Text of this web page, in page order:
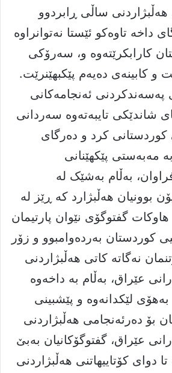
هەڵبژاردنى ساڵى ڕابردوو
داخە تاوەکو ئێستا نەتوانراوە
کارابکرێتەوە و، سەرۆکى
و کابینەى دەیەم پێکبهێنرێت.
پەسەندکردنى ئەنجامەکانى
شاندێکى تایبەتەوە سەردانى
کوردستانى کرد و دەرگاى
مەبەستى پێکهێنانى
بەڵام بەشێک لە
بوونیان هەڵبژارد کە ڕێز لە
هاوکات گفتوگۆى نێوان پارتیمان
کوردستان بەردەوامبوو و زۆر
نەگاتە کاتى هەڵبژاردنى
عێراق، بەڵام بە داخەوە
لێکدانەوە و پێشبینى
بۆ دەرئەنجامى هەڵبژاردنى
عێراق، گفتوگۆکانیان بەبێ
دواى کۆتاییهاتنى هەڵبژاردنى